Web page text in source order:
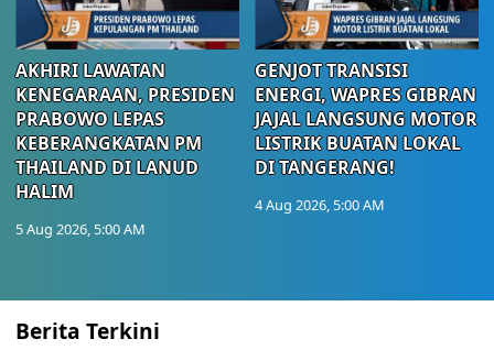
AKHIRI LAWATAN
KENEGARAAN, PRESIDEN
PRABOWO LEPAS
KEBERANGKATAN PM
THAILAND DI LANUD
HALIM
5 Aug 2026, 5:00 AM
GENJOT TRANSISI
ENERGI, WAPRES GIBRAN
JAJAL LANGSUNG MOTOR
LISTRIK BUATAN LOKAL
DI TANGERANG!
4 Aug 2026, 5:00 AM
Berita Terkini